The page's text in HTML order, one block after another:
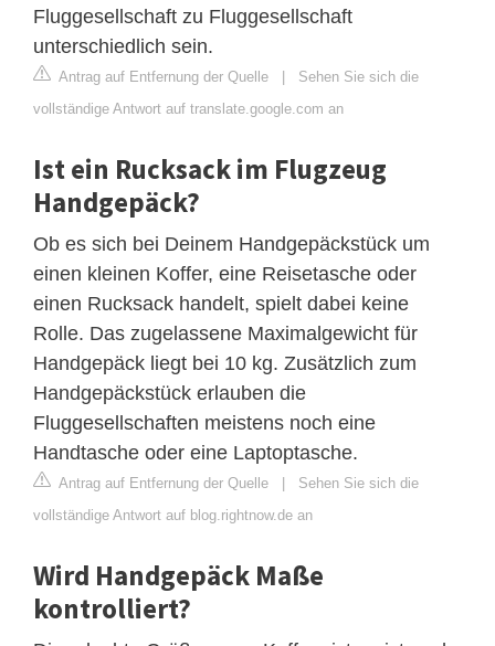
Fluggesellschaft zu Fluggesellschaft
unterschiedlich sein.
Antrag auf Entfernung der Quelle | Sehen Sie sich die
vollständige Antwort auf translate.google.com an
Ist ein Rucksack im Flugzeug
Handgepäck?
Ob es sich bei Deinem Handgepäckstück um
einen kleinen Koffer, eine Reisetasche oder
einen Rucksack handelt, spielt dabei keine
Rolle. Das zugelassene Maximalgewicht für
Handgepäck liegt bei 10 kg. Zusätzlich zum
Handgepäckstück erlauben die
Fluggesellschaften meistens noch eine
Handtasche oder eine Laptoptasche.
Antrag auf Entfernung der Quelle | Sehen Sie sich die
vollständige Antwort auf blog.rightnow.de an
Wird Handgepäck Maße
kontrolliert?